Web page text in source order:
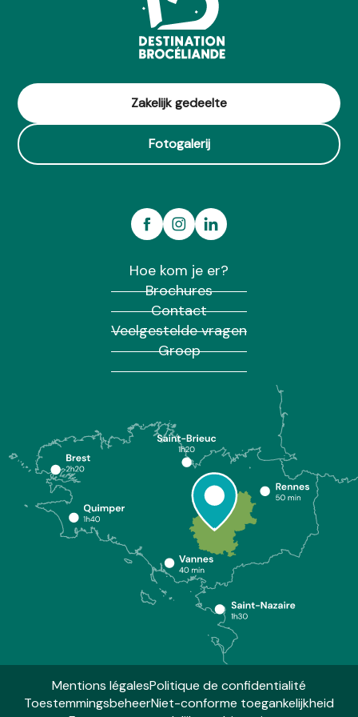
Zakelijk gedeelte
Fotogalerij
Hoe kom je er?
Brochures
Contact
Veelgestelde vragen
Groep
Mentions légalesPolitique de confidentialité
ToestemmingsbeheerNiet-conforme toegankelijkheid